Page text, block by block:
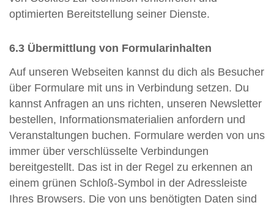
optimierten Bereitstellung seiner Dienste.
6.3 Übermittlung von Formularinhalten
Auf unseren Webseiten kannst du dich als Besucher
über Formulare mit uns in Verbindung setzen. Du
kannst Anfragen an uns richten, unseren Newsletter
bestellen, Informationsmaterialien anfordern und
Veranstaltungen buchen. Formulare werden von uns
immer über verschlüsselte Verbindungen
bereitgestellt. Das ist in der Regel zu erkennen an
einem grünen Schloß-Symbol in der Adressleiste
Ihres Browsers. Die von uns benötigten Daten sind